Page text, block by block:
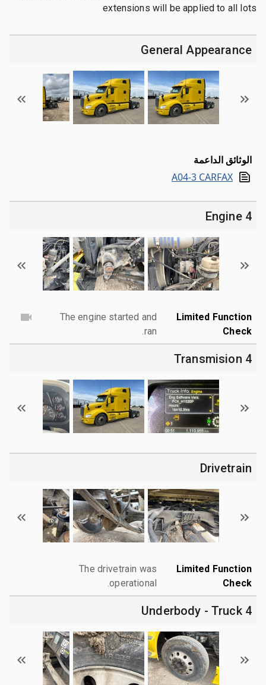
extensions will be applied to all lots
General Appearance
الوثائق الداعمة
A04-3 CARFAX
4 Engine
Limited Function
Check
The engine started and
ran.
4 Transmision
Drivetrain
Limited Function
Check
The drivetrain was
operational.
4 Underbody - Truck